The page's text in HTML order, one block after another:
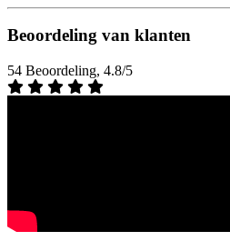
Beoordeling van klanten
54 Beoordeling, 4.8/5